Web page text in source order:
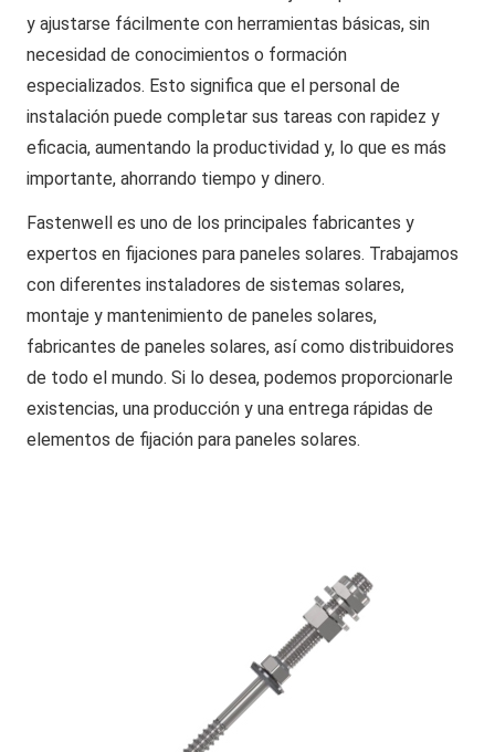
y ajustarse fácilmente con herramientas básicas, sin
necesidad de conocimientos o formación
especializados. Esto significa que el personal de
instalación puede completar sus tareas con rapidez y
eficacia, aumentando la productividad y, lo que es más
importante, ahorrando tiempo y dinero.
Fastenwell es uno de los principales fabricantes y
expertos en fijaciones para paneles solares. Trabajamos
con diferentes instaladores de sistemas solares,
montaje y mantenimiento de paneles solares,
fabricantes de paneles solares, así como distribuidores
de todo el mundo. Si lo desea, podemos proporcionarle
existencias, una producción y una entrega rápidas de
elementos de fijación para paneles solares.